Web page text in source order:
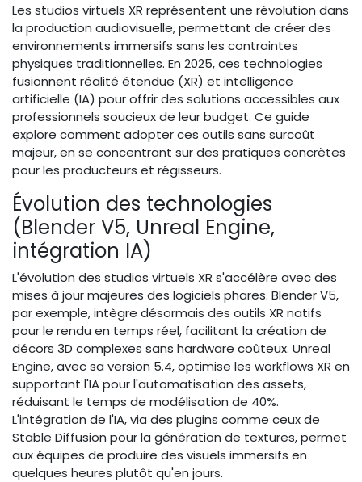
Les studios virtuels XR représentent une révolution dans
la production audiovisuelle, permettant de créer des
environnements immersifs sans les contraintes
physiques traditionnelles. En 2025, ces technologies
fusionnent réalité étendue (XR) et intelligence
artificielle (IA) pour offrir des solutions accessibles aux
professionnels soucieux de leur budget. Ce guide
explore comment adopter ces outils sans surcoût
majeur, en se concentrant sur des pratiques concrètes
pour les producteurs et régisseurs.
Évolution des technologies
(Blender V5, Unreal Engine,
intégration IA)
L'évolution des studios virtuels XR s'accélère avec des
mises à jour majeures des logiciels phares. Blender V5,
par exemple, intègre désormais des outils XR natifs
pour le rendu en temps réel, facilitant la création de
décors 3D complexes sans hardware coûteux. Unreal
Engine, avec sa version 5.4, optimise les workflows XR en
supportant l'IA pour l'automatisation des assets,
réduisant le temps de modélisation de 40%.
L'intégration de l'IA, via des plugins comme ceux de
Stable Diffusion pour la génération de textures, permet
aux équipes de produire des visuels immersifs en
quelques heures plutôt qu'en jours.